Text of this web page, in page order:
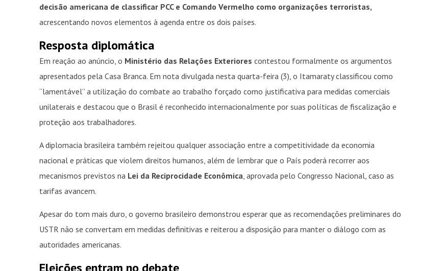
decisão americana de classificar PCC e Comando Vermelho como organizações terroristas,
acrescentando novos elementos à agenda entre os dois países.
Resposta diplomática
Em reação ao anúncio, o Ministério das Relações Exteriores contestou formalmente os argumentos
apresentados pela Casa Branca. Em nota divulgada nesta quarta-feira (3), o Itamaraty classificou como
“lamentável” a utilização do combate ao trabalho forçado como justificativa para medidas comerciais
unilaterais e destacou que o Brasil é reconhecido internacionalmente por suas políticas de fiscalização e
proteção aos trabalhadores.
A diplomacia brasileira também rejeitou qualquer associação entre a competitividade da economia
nacional e práticas que violem direitos humanos, além de lembrar que o País poderá recorrer aos
mecanismos previstos na Lei da Reciprocidade Econômica, aprovada pelo Congresso Nacional, caso as
tarifas avancem.
Apesar do tom mais duro, o governo brasileiro demonstrou esperar que as recomendações preliminares do
USTR não se convertam em medidas definitivas e reiterou a disposição para manter o diálogo com as
autoridades americanas.